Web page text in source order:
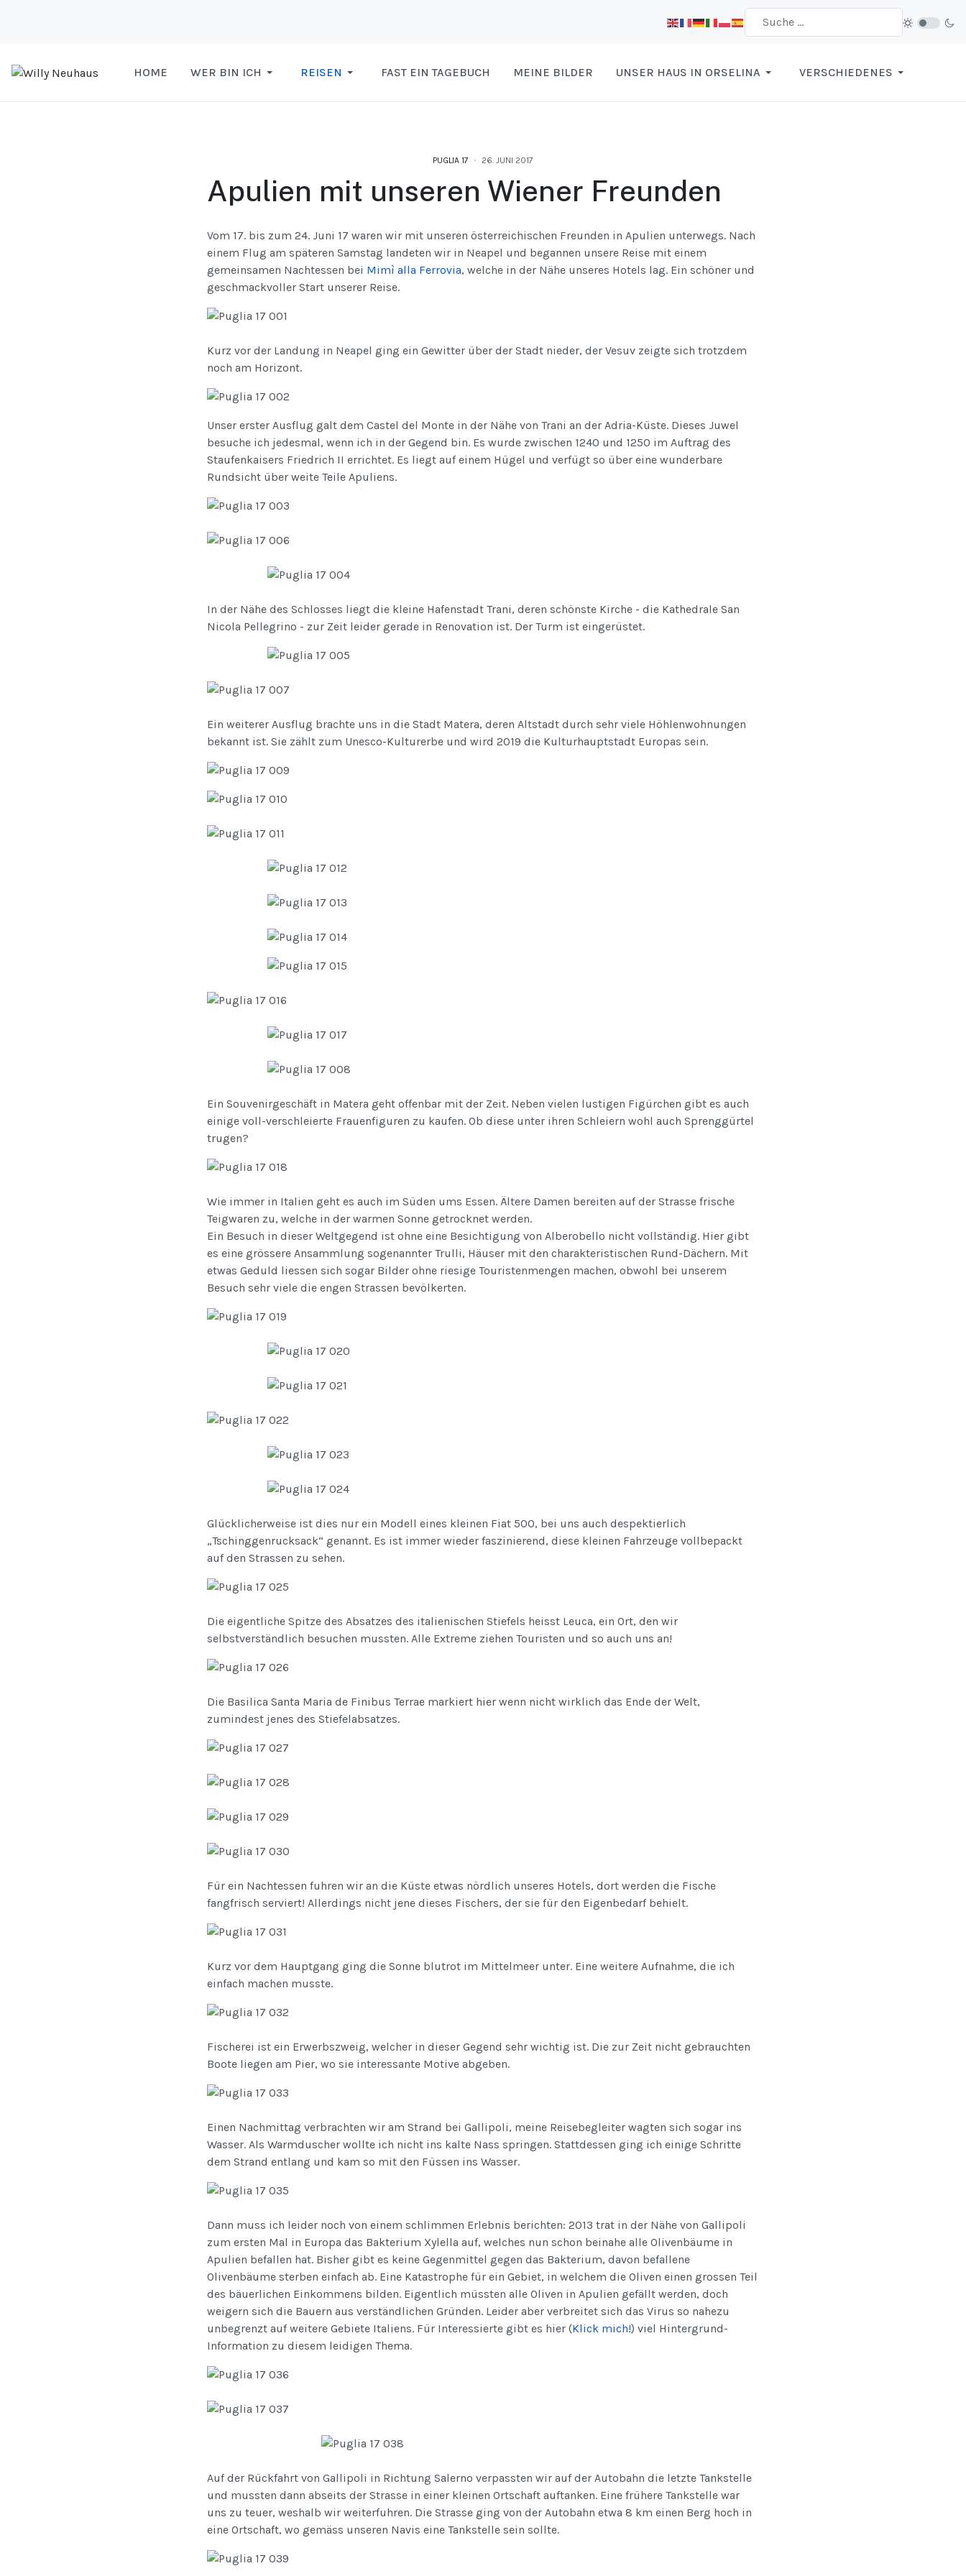
HOME WER BIN ICH REISEN FAST EIN TAGEBUCH MEINE BILDER UNSER HAUS IN ORSELINA VERSCHIEDENES
PUGLIA 17 26. JUNI 2017
Apulien mit unseren Wiener Freunden
Vom 17. bis zum 24. Juni 17 waren wir mit unseren österreichischen Freunden in Apulien unterwegs. Nach
einem Flug am späteren Samstag landeten wir in Neapel und begannen unsere Reise mit einem
gemeinsamen Nachtessen bei Mimì alla Ferrovia, welche in der Nähe unseres Hotels lag. Ein schöner und
geschmackvoller Start unserer Reise.
Kurz vor der Landung in Neapel ging ein Gewitter über der Stadt nieder, der Vesuv zeigte sich trotzdem
noch am Horizont.
Unser erster Ausflug galt dem Castel del Monte in der Nähe von Trani an der Adria-Küste. Dieses Juwel
besuche ich jedesmal, wenn ich in der Gegend bin. Es wurde zwischen 1240 und 1250 im Auftrag des
Staufenkaisers Friedrich II errichtet. Es liegt auf einem Hügel und verfügt so über eine wunderbare
Rundsicht über weite Teile Apuliens.
In der Nähe des Schlosses liegt die kleine Hafenstadt Trani, deren schönste Kirche - die Kathedrale San
Nicola Pellegrino - zur Zeit leider gerade in Renovation ist. Der Turm ist eingerüstet.
Ein weiterer Ausflug brachte uns in die Stadt Matera, deren Altstadt durch sehr viele Höhlenwohnungen
bekannt ist. Sie zählt zum Unesco-Kulturerbe und wird 2019 die Kulturhauptstadt Europas sein.
Ein Souvenirgeschäft in Matera geht offenbar mit der Zeit. Neben vielen lustigen Figürchen gibt es auch
einige voll-verschleierte Frauenfiguren zu kaufen. Ob diese unter ihren Schleiern wohl auch Sprenggürtel
trugen?
Wie immer in Italien geht es auch im Süden ums Essen. Ältere Damen bereiten auf der Strasse frische
Teigwaren zu, welche in der warmen Sonne getrocknet werden.
Ein Besuch in dieser Weltgegend ist ohne eine Besichtigung von Alberobello nicht vollständig. Hier gibt
es eine grössere Ansammlung sogenannter Trulli, Häuser mit den charakteristischen Rund-Dächern. Mit
etwas Geduld liessen sich sogar Bilder ohne riesige Touristenmengen machen, obwohl bei unserem
Besuch sehr viele die engen Strassen bevölkerten.
Glücklicherweise ist dies nur ein Modell eines kleinen Fiat 500, bei uns auch despektierlich
„Tschinggenrucksack“ genannt. Es ist immer wieder faszinierend, diese kleinen Fahrzeuge vollbepackt
auf den Strassen zu sehen.
Die eigentliche Spitze des Absatzes des italienischen Stiefels heisst Leuca, ein Ort, den wir
selbstverständlich besuchen mussten. Alle Extreme ziehen Touristen und so auch uns an!
Die Basilica Santa Maria de Finibus Terrae markiert hier wenn nicht wirklich das Ende der Welt,
zumindest jenes des Stiefelabsatzes.
Für ein Nachtessen fuhren wir an die Küste etwas nördlich unseres Hotels, dort werden die Fische
fangfrisch serviert! Allerdings nicht jene dieses Fischers, der sie für den Eigenbedarf behielt.
Kurz vor dem Hauptgang ging die Sonne blutrot im Mittelmeer unter. Eine weitere Aufnahme, die ich
einfach machen musste.
Fischerei ist ein Erwerbszweig, welcher in dieser Gegend sehr wichtig ist. Die zur Zeit nicht gebrauchten
Boote liegen am Pier, wo sie interessante Motive abgeben.
Einen Nachmittag verbrachten wir am Strand bei Gallipoli, meine Reisebegleiter wagten sich sogar ins
Wasser. Als Warmduscher wollte ich nicht ins kalte Nass springen. Stattdessen ging ich einige Schritte
dem Strand entlang und kam so mit den Füssen ins Wasser.
Dann muss ich leider noch von einem schlimmen Erlebnis berichten: 2013 trat in der Nähe von Gallipoli
zum ersten Mal in Europa das Bakterium Xylella auf, welches nun schon beinahe alle Olivenbäume in
Apulien befallen hat. Bisher gibt es keine Gegenmittel gegen das Bakterium, davon befallene
Olivenbäume sterben einfach ab. Eine Katastrophe für ein Gebiet, in welchem die Oliven einen grossen Teil
des bäuerlichen Einkommens bilden. Eigentlich müssten alle Oliven in Apulien gefällt werden, doch
weigern sich die Bauern aus verständlichen Gründen. Leider aber verbreitet sich das Virus so nahezu
unbegrenzt auf weitere Gebiete Italiens. Für Interessierte gibt es hier (Klick mich!) viel Hintergrund-
Information zu diesem leidigen Thema.
Auf der Rückfahrt von Gallipoli in Richtung Salerno verpassten wir auf der Autobahn die letzte Tankstelle
und mussten dann abseits der Strasse in einer kleinen Ortschaft auftanken. Eine frühere Tankstelle war
uns zu teuer, weshalb wir weiterfuhren. Die Strasse ging von der Autobahn etwa 8 km einen Berg hoch in
eine Ortschaft, wo gemäss unseren Navis eine Tankstelle sein sollte.